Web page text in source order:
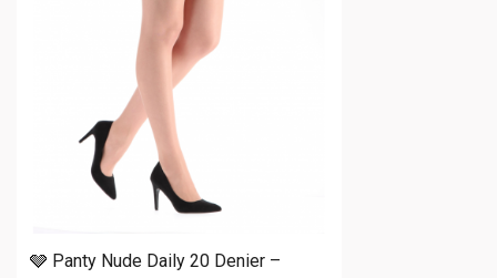
🩶 Panty Nude Daily 20 Denier –